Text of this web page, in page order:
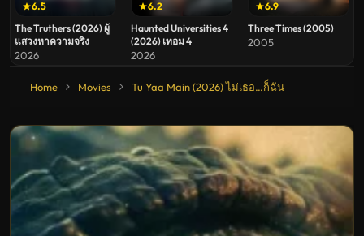
6.5
The Truthers (2026) ผู้
แสวงหาความจริง
2026
6.2
Haunted Universities 4
(2026) เทอม 4
2026
6.9
Three Times (2005)
2005
Home Movies Tu Yaa Main (2026) ไม่เธอ…ก็ฉัน